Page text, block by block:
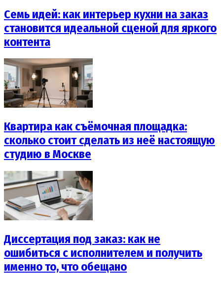
Семь идей: как интерьер кухни на заказ
становится идеальной сценой для яркого
контента
Квартира как съёмочная площадка:
сколько стоит сделать из неё настоящую
студию в Москве
Диссертация под заказ: как не
ошибиться с исполнителем и получить
именно то, что обещано